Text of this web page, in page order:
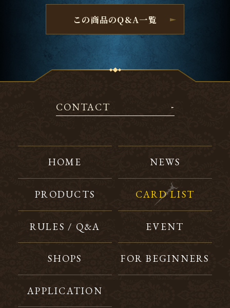
この商品のQ&A一覧
CONTACT
HOME NEWS
PRODUCTS CARD LIST
RULES / Q&A EVENT
SHOPS FOR BEGINNERS
APPLICATION